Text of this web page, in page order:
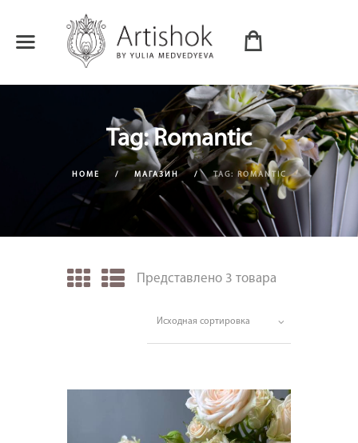
Tag: Romantic
HOME МАГАЗИН TAG: ROMANTIC
Представлено 3 товара